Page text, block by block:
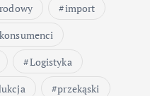
import
konsumenci
Logistyka
przekąski